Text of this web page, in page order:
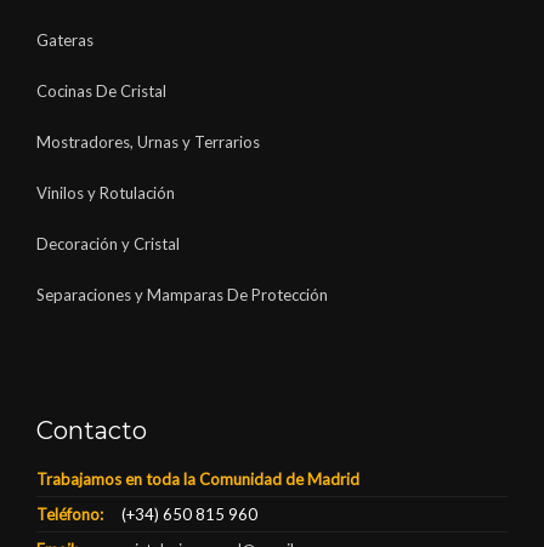
Gateras
Cocinas De Cristal
Mostradores, Urnas y Terrarios
Vinilos y Rotulación
Decoración y Cristal
Separaciones y Mamparas De Protección
Contacto
Trabajamos en toda la Comunidad de Madrid
Teléfono:
(+34) 650 815 960